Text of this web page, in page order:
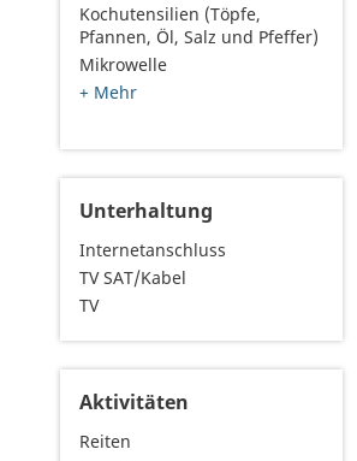
Kochutensilien (Töpfe,
Pfannen, Öl, Salz und Pfeffer)
Mikrowelle
+ Mehr
Unterhaltung
Internetanschluss
TV SAT/Kabel
TV
Aktivitäten
Reiten